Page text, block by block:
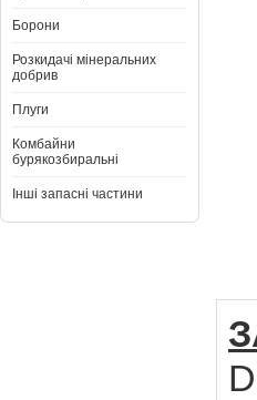
Борони
Розкидачі мінеральних
добрив
Плуги
Комбайни
бурякозбиральні
Інші запасні частини